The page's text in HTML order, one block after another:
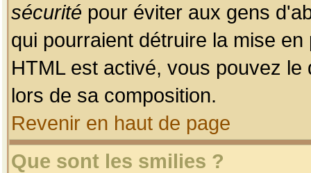
sécurité pour éviter aux gens
qui pourraient détruire la mise
HTML est activé, vous pouvez
lors de sa composition.
Revenir en haut de page
Que sont les smilies ?